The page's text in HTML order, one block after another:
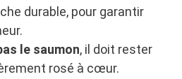
durable, pour garantir
le saumon, il doit rester
rosé à cœur.